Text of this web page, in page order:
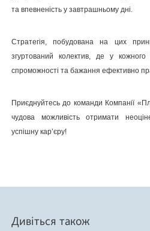
та впевненість у завтрашньому дні.
Стратегія, побудована на цих
згуртований колектив, де у кожного
спроможності та бажання ефективно
Приєднуйтесь до команди Компанії
чудова можливість отримати
успішну кар’єру!
Дивіться також